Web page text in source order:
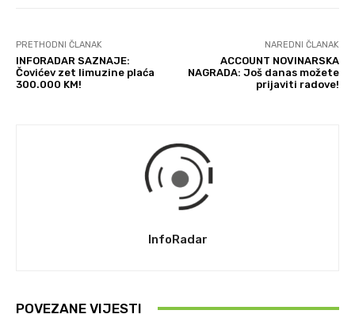
PRETHODNI ČLANAK
INFORADAR SAZNAJE:
Čovićev zet limuzine plaća
300.000 KM!
NAREDNI ČLANAK
ACCOUNT NOVINARSKA
NAGRADA: Još danas možete
prijaviti radove!
InfoRadar
POVEZANE VIJESTI